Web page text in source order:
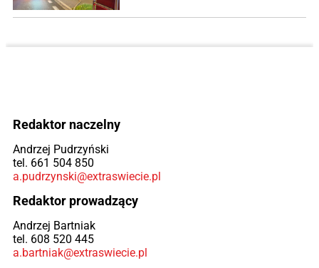
Redaktor naczelny
Andrzej Pudrzyński
tel. 661 504 850
a.pudrzynski@extraswiecie.pl
Redaktor prowadzący
Andrzej Bartniak
tel. 608 520 445
a.bartniak@extraswiecie.pl